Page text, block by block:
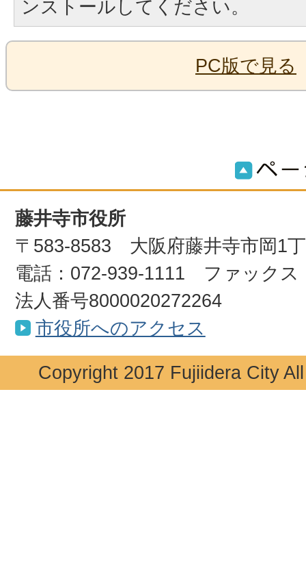
ンストールしてください。
PC版で見る
藤井寺市役所
〒583-8583 大阪府藤井寺市岡1
電話：072-939-1111 ファックス
法人番号8000020272264
市役所へのアクセス
Copyright 2017 Fujiidera City